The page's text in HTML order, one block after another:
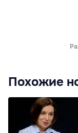
Похожие